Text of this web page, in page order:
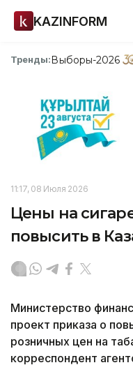
KAZINFORM
Тренды:Выборы-2026
11:17, 08 Июля 2026
Цены на
повысить в
Министерство
проект приказа о
розничных цен на
корреспондент